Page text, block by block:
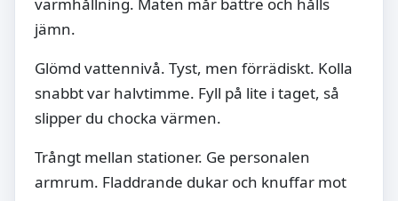
jämn.
Glömd vattennivå. Tyst, men förrädiskt. Kolla
snabbt var halvtimme. Fyll på lite i taget, så
slipper du chocka värmen.
Trångt mellan stationer. Ge personalen
armrum. Fladdrande dukar och knuffar mot